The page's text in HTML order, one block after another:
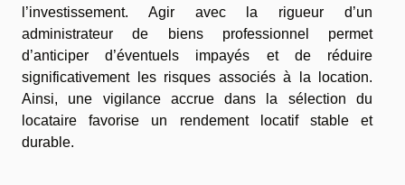
l’investissement. Agir avec la rigueur d’un
administrateur de biens professionnel permet
d’anticiper d’éventuels impayés et de réduire
significativement les risques associés à la location.
Ainsi, une vigilance accrue dans la sélection du
locataire favorise un rendement locatif stable et
durable.